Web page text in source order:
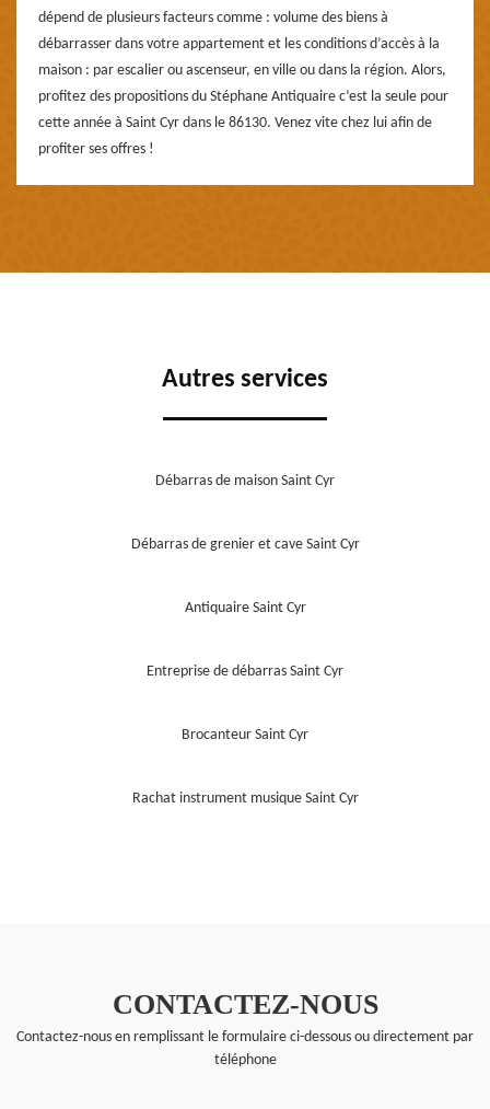
dépend de plusieurs facteurs comme : volume des biens à
débarrasser dans votre appartement et les conditions d’accès à la
maison : par escalier ou ascenseur, en ville ou dans la région. Alors,
profitez des propositions du Stéphane Antiquaire c’est la seule pour
cette année à Saint Cyr dans le 86130. Venez vite chez lui afin de
profiter ses offres !
Autres services
Débarras de maison Saint Cyr
Débarras de grenier et cave Saint Cyr
Antiquaire Saint Cyr
Entreprise de débarras Saint Cyr
Brocanteur Saint Cyr
Rachat instrument musique Saint Cyr
CONTACTEZ-NOUS
Contactez-nous en remplissant le formulaire ci-dessous ou directement par
téléphone